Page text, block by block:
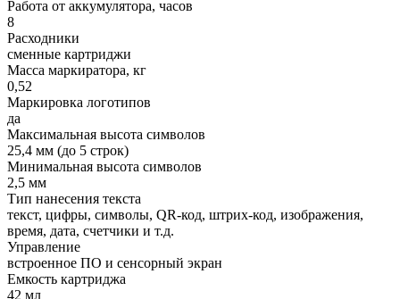
Работа от аккумулятора, часов
8
Расходники
сменные картриджи
Масса маркиратора, кг
0,52
Маркировка логотипов
да
Максимальная высота символов
25,4 мм (до 5 строк)
Минимальная высота символов
2,5 мм
Тип нанесения текста
текст, цифры, символы, QR-код, штрих-код, изображения,
время, дата, счетчики и т.д.
Управление
встроенное ПО и сенсорный экран
Емкость картриджа
42 мл